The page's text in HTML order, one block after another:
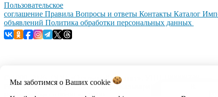
Мы заботимся о Ваших cookie
Пользовательское
соглашение Правила Вопросы и ответы Контакты Каталог
объявлений Политика обработки персональных данных
© 1999–2026, ООО «Открытый контакт». УНП 100008738.
Республика Беларусь, г.Минск, ул.Кальварийская, 17-518.
Время работы с 09:00 до 18:00.